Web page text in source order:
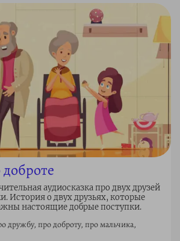
аудиосказка про двух друзей
История о двух друзьях, которые
настоящие добрые поступки.
дружбу, про доброту, про мальчика,